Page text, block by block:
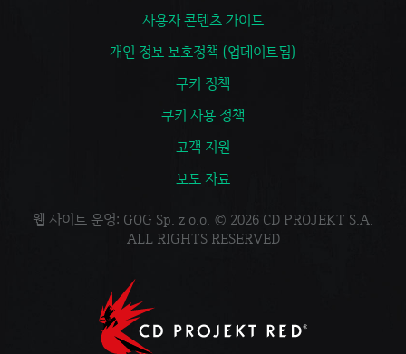
사용자 콘텐츠 가이드
개인 정보 보호정책 (업데이트됨)
쿠키 정책
쿠키 사용 정책
고객 지원
보도 자료
웹 사이트 운영: GOG Sp. z o.o. © 2026 CD PROJEKT S.A.
ALL RIGHTS RESERVED